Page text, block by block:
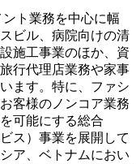
ト業務を中心に幅
ビル、病院向けの清
施工事業のほか、資
行代理店業務や家事
ます。特に、ファシ
客様のノンコア業務
可能にする総合
ス）事業を展開して
ア、ベトナムにおい